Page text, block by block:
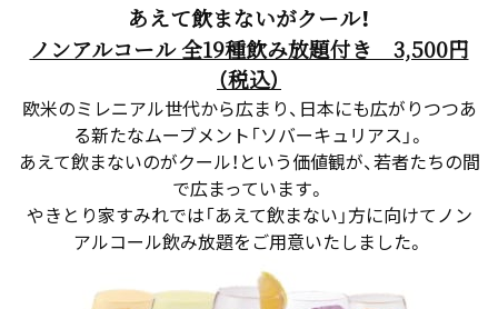
あえて飲まないがクール！
ノンアルコール 全19種飲み放題付き 3,500円
（税込）
欧米のミレニアル世代から広まり、日本にも広がりつつあ
る新たなムーブメント「ソバーキュリアス」。
あえて飲まないのがクール！という価値観が、若者たちの間
で広まっています。
やきとり家すみれでは「あえて飲まない」方に向けてノン
アルコール飲み放題をご用意いたしました。